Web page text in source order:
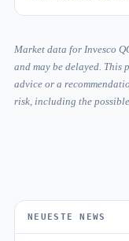
Market data for Invesco
and may be delayed.
advice or a
risk, including the
NEUESTE NEWS